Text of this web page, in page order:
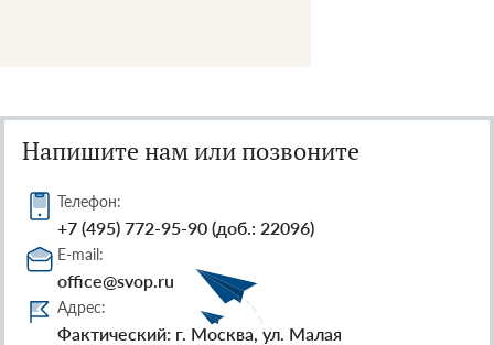
Напишите нам или позвоните
Телефон:
+7 (495) 772-95-90 (доб.: 22096)
E-mail:
office@svop.ru
Адрес:
Фактический: г. Москва, ул. Малая